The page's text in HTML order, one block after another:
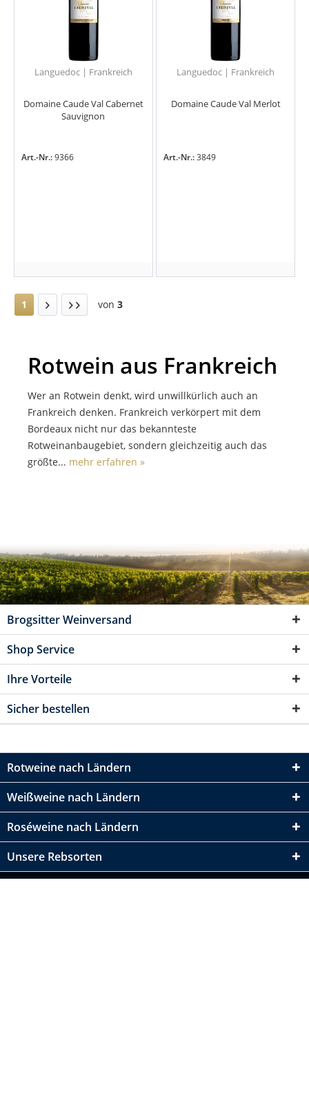
Languedoc | Frankreich
Domaine Caude Val Cabernet
Sauvignon
Art.-Nr.:9366
Languedoc | Frankreich
Domaine Caude Val Merlot
Art.-Nr.:3849
1 von 3
Rotwein aus Frankreich
Wer an Rotwein denkt, wird unwillkürlich auch an
Frankreich denken. Frankreich verkörpert mit dem
Bordeaux nicht nur das bekannteste
Rotweinanbaugebiet, sondern gleichzeitig auch das
größte... mehr erfahren »
Brogsitter Weinversand
Shop Service
Ihre Vorteile
Sicher bestellen
Rotweine nach Ländern
Weißweine nach Ländern
Roséweine nach Ländern
Unsere Rebsorten